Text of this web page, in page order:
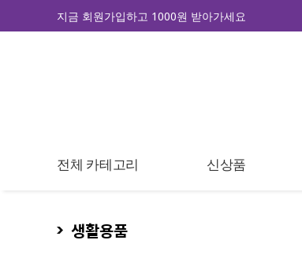
지금 회원가입하고 1000원 받아가세요
전체 카테고리 신상품
생활용품